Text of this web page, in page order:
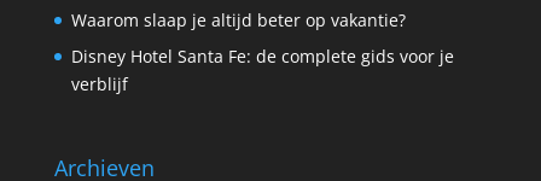
Waarom slaap je altijd beter op vakantie?
Disney Hotel Santa Fe: de complete gids voor je
verblijf
Archieven